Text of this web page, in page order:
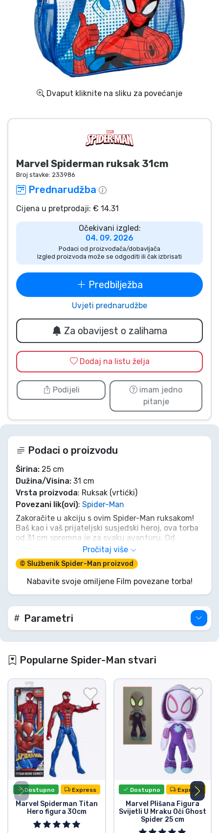
Dvaput kliknite na sliku za povećanje
Marvel Spiderman ruksak 31cm
Broj stavke: 233986
Prednarudžba
Cijena u pretprodaji: € 14.31
Očekivani izgled:
04. 09. 2026
Podaci od proizvođača/dobavljača
Izgled proizvoda može se odgoditi ili čak izbrisati
Predbilježba
Uvjeti prednarudžbe
Za obavijest o zalihama
Dodaj na listu želja
Podijeli
imam jedno
pitanje
Podaci o proizvodu
Širina: 25 cm
Dužina/Visina: 31 cm
Vrsta proizvoda: Ruksak (vrtićki)
Povezani lik(ovi): Spider-Man
Zakoračite u akciju s ovim Spider-Man ruksakom!
Baš kao i vaš prijateljski susjedski heroj, ova torba
od 31 cm spremna je za svaku avanturu. Od
školskih knjiga do punjenja mreže, držat će vaše
potrepštine dok se suočavate s danom s velikom
moći i velikom odgovornošću. Budite heroj svoje
priče – nabavite svoju sada!
Pročitaj više
© Službenik Spider-Man proizvod
Nabavite svoje omiljene Film povezane torba!
Parametri
Popularne Spider-Man stvari
Dostupno Express
Marvel Spiderman Titan
Hero figura 30cm
Dostupno Express
Marvel Plišana Figura
Svijetli U Mraku Oči Ghost
Spider 25 cm
Dostava i plaćanje
TV serija proizvodi
Film proizvodi
Crtani proizvodi
Anime proizvodi
Gamer proizvodi
Sportski proizvodi
Glazbeni proizvodi
Vrste proizvoda
Marke